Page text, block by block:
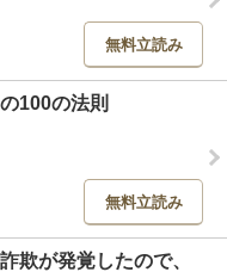
無料立読み
100の法則
無料立読み
欺が発覚したので、